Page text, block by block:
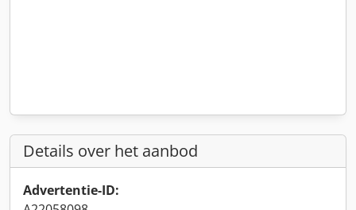
Details over het aanbod
Advertentie-ID: